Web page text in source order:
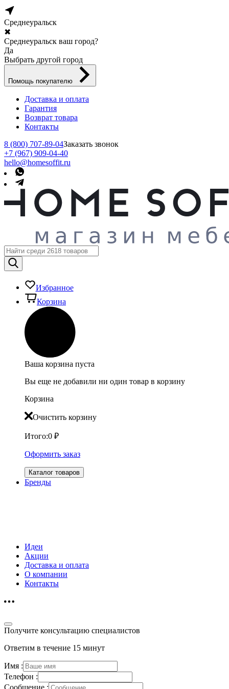
Среднеуральск
✖
Среднеуральск ваш город?
Да
Выбрать другой город
Помощь покупателю
Доставка и оплата
Гарантия
Возврат товара
Контакты
8 (800) 707-89-04Заказать звонок
+7 (967) 909-04-40
hello@homesoffit.ru
Избранное
Корзина
Ваша корзина пуста
Вы еще не добавили ни один товар в корзину
Корзина
Очистить корзину
Итого:0 ₽
Оформить заказ
Каталог товаров
Бренды
Идеи
Акции
Доставка и оплата
О компании
Контакты
Получите консультацию специалистов
Ответим в течение 15 минут
Имя :
Телефон :